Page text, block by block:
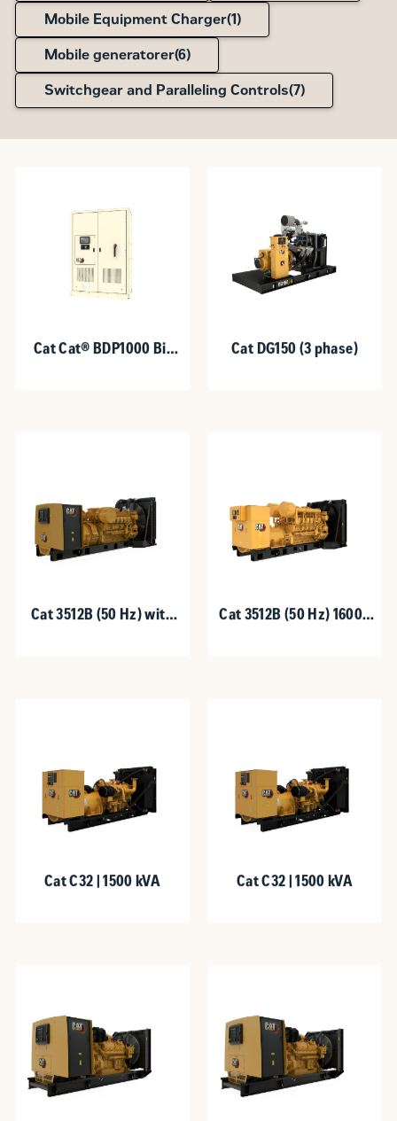
Mobile Equipment Charger(1)
Mobile generatorer(6)
Switchgear and Paralleling Controls(7)
Cat Cat® BDP1000 Bi-
Cat DG150 (3 phase)
Cat 3512B (50 Hz) with
Cat 3512B (50 Hz) 1600 -
Cat C32 | 1500 kVA Cat C32 | 1500 kVA